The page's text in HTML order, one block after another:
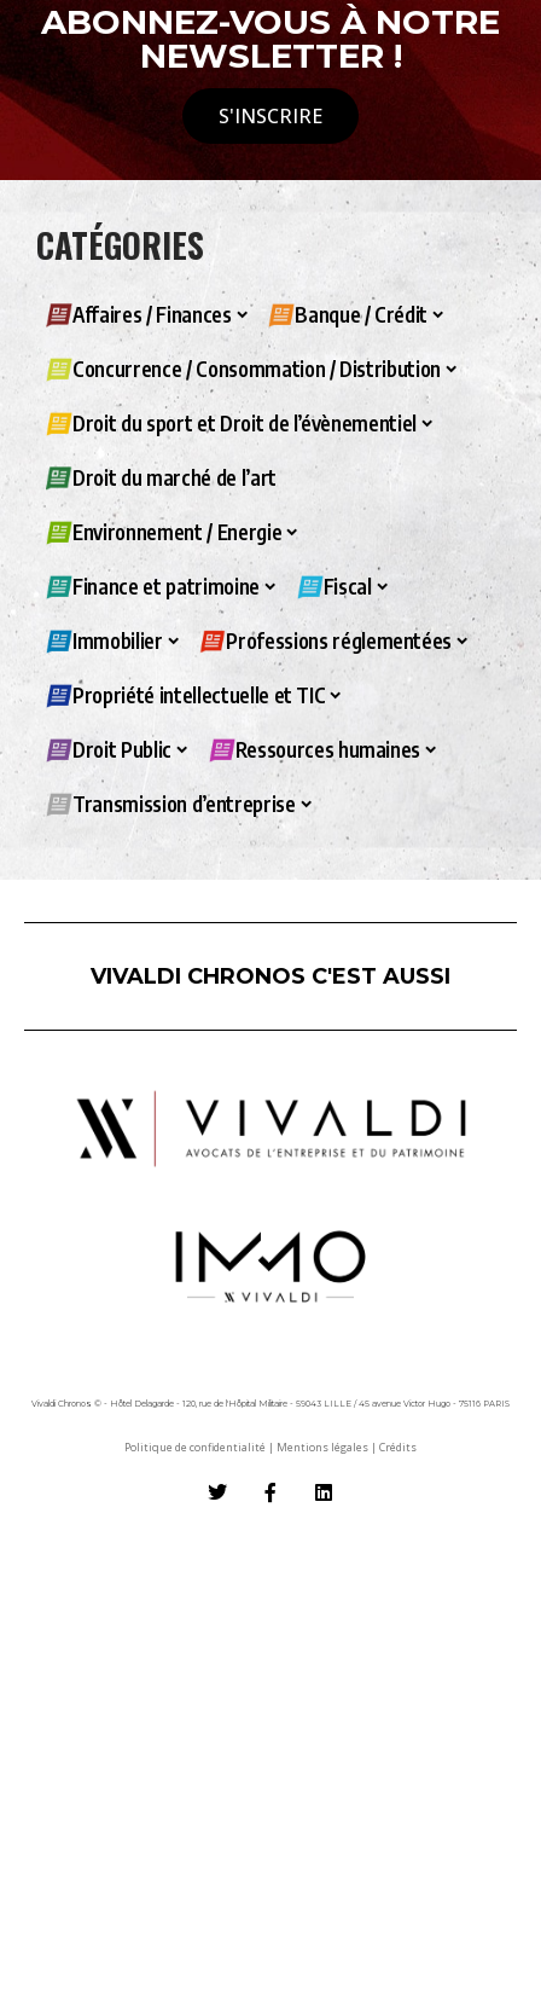
ABONNEZ-VOUS À NOTRE
NEWSLETTER !
S'INSCRIRE
CATÉGORIES
Affaires / Finances Banque / Crédit
Concurrence / Consommation / Distribution
Droit du sport et Droit de l’évènementiel
Droit du marché de l’art
Environnement / Energie
Finance et patrimoine Fiscal
Immobilier Professions réglementées
Propriété intellectuelle et TIC
Droit Public Ressources humaines
Transmission d’entreprise
VIVALDI CHRONOS C'EST AUSSI
Vivaldi Chronos © - Hôtel Delagarde - 120, rue de l'Hôpital Militaire - 59043 LILLE / 45 avenue Victor Hugo - 75116 PARIS
Politique de confidentialité | Mentions légales | Crédits